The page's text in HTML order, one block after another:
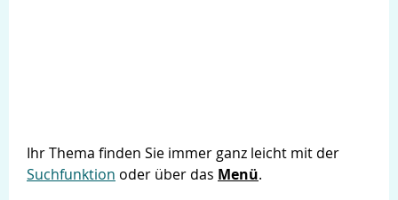
Ihr Thema finden Sie immer ganz leicht mit der
Suchfunktion oder über das Menü.